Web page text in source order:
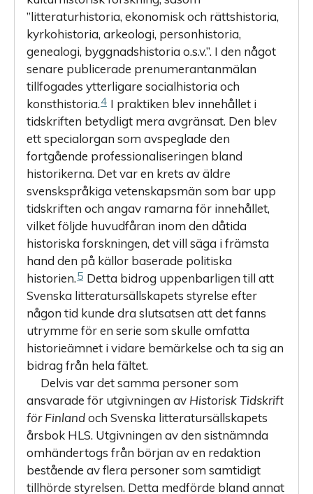
”litteraturhistoria, ekonomisk och rättshistoria,
kyrkohistoria, arkeologi, personhistoria,
genealogi, byggnadshistoria o.s.v.”. I den något
senare publicerade prenumerantanmälan
tillfogades ytter­ligare socialhistoria och
konsthistoria.4 I praktiken blev innehållet i
tidskriften betydligt mera avgränsat. Den blev
ett specialorgan som avspeglade den
fortgående professionaliseringen bland
historikerna. Det var en krets av äldre
svenskspråkiga vetenskapsmän som bar upp
tidskriften och angav ramarna för innehållet,
vilket följde huvudfåran inom den dåtida
historiska forskningen, det vill säga i främsta
hand den på källor baserade politiska
historien.5 Detta bidrog uppenbar­ligen till att
Svenska litteratursällskapets styrelse efter
någon tid kunde dra slutsatsen att det fanns
utrymme för en serie som skulle omfatta
historieämnet i vidare bemärkelse och ta sig an
bidrag från hela fältet.
Delvis var det samma personer som
ansvarade för utgivningen av Historisk Tidskrift
för Finlandoch Svenska litteratursällskapets
årsbok HLS. Utgivningen av den sistnämnda
omhändertogs från början av en redaktion
bestående av flera personer som samtidigt
tillhörde styrelsen. Detta medförde bland annat